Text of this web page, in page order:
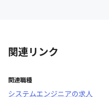
関連リンク
関連職種
システムエンジニアの求人